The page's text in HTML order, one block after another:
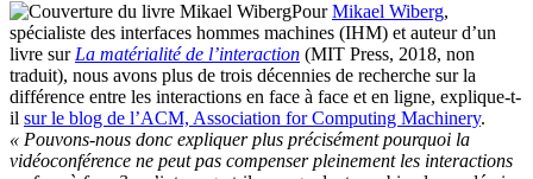
PourMikael Wiberg,
spécialiste des interfaces hommes machines (IHM) et auteur d’un
livre surLa matérialité de l’interaction (MIT Press, 2018, non
traduit), nous avons plus de trois décennies de recherche sur la
différence entre les interactions en face à face et en ligne, explique-t-
il sur le blog de l’ACM, Association for Computing Machinery.
« Pouvons-nous donc expliquer plus précisément pourquoi la
vidéoconférence ne peut pas compenser pleinement les interactions